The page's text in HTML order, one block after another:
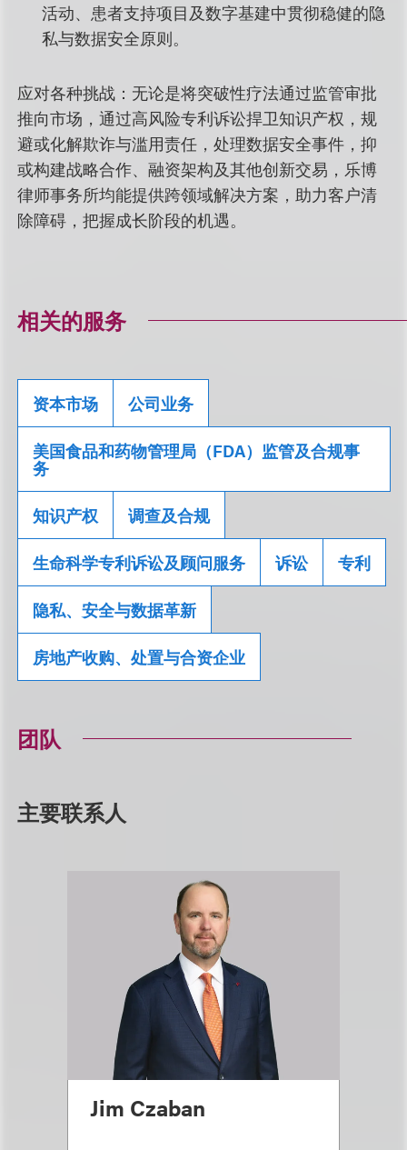
活动、患者支持项目及数字基建中贯彻稳健的隐
私与数据安全原则。
应对各种挑战：无论是将突破性疗法通过监管审批
推向市场，通过高风险专利诉讼捍卫知识产权，规
避或化解欺诈与滥用责任，处理数据安全事件，抑
或构建战略合作、融资架构及其他创新交易，乐博
律师事务所均能提供跨领域解决方案，助力客户清
除障碍，把握成长阶段的机遇。
相关的服务
资本市场 公司业务
美国食品和药物管理局（FDA）监管及合规事
务
知识产权 调查及合规
生命科学专利诉讼及顾问服务 诉讼 专利
隐私、安全与数据革新
房地产收购、处置与合资企业
团队
主要联系人
Jim Czaban